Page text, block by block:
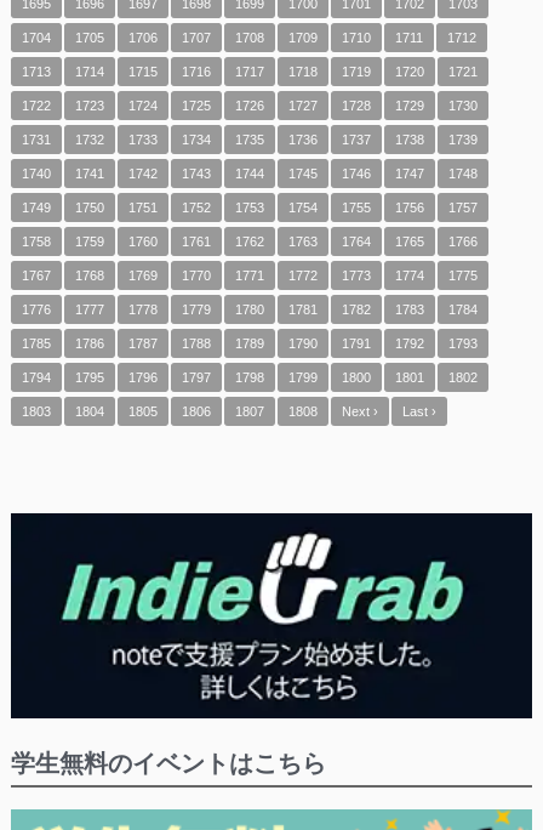
1695 1696 1697 1698 1699 1700 1701 1702 1703
1704 1705 1706 1707 1708 1709 1710 1711 1712
1713 1714 1715 1716 1717 1718 1719 1720 1721
1722 1723 1724 1725 1726 1727 1728 1729 1730
1731 1732 1733 1734 1735 1736 1737 1738 1739
1740 1741 1742 1743 1744 1745 1746 1747 1748
1749 1750 1751 1752 1753 1754 1755 1756 1757
1758 1759 1760 1761 1762 1763 1764 1765 1766
1767 1768 1769 1770 1771 1772 1773 1774 1775
1776 1777 1778 1779 1780 1781 1782 1783 1784
1785 1786 1787 1788 1789 1790 1791 1792 1793
1794 1795 1796 1797 1798 1799 1800 1801 1802
1803 1804 1805 1806 1807 1808 Next › Last ›
学生無料のイベントはこちら